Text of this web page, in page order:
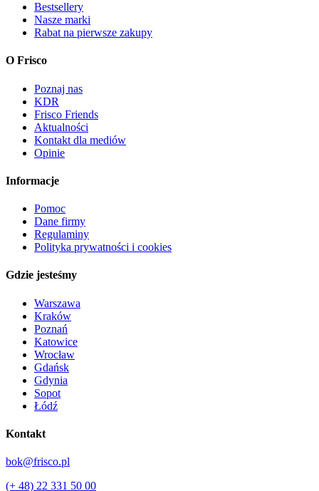
Bestsellery
Nasze marki
Rabat na pierwsze zakupy
O Frisco
Poznaj nas
KDR
Frisco Friends
Aktualności
Kontakt dla mediów
Opinie
Informacje
Pomoc
Dane firmy
Regulaminy
Polityka prywatności i cookies
Gdzie jesteśmy
Warszawa
Kraków
Poznań
Katowice
Wrocław
Gdańsk
Gdynia
Sopot
Łódź
Kontakt
bok@frisco.pl
(+ 48) 22 331 50 00